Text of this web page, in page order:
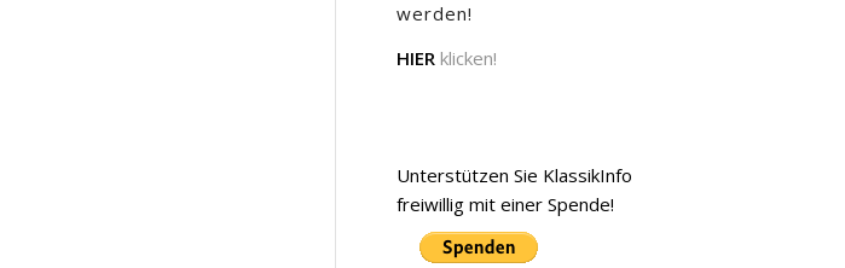
werden!
HIER klicken!
Unterstützen Sie KlassikInfo
freiwillig mit einer Spende!